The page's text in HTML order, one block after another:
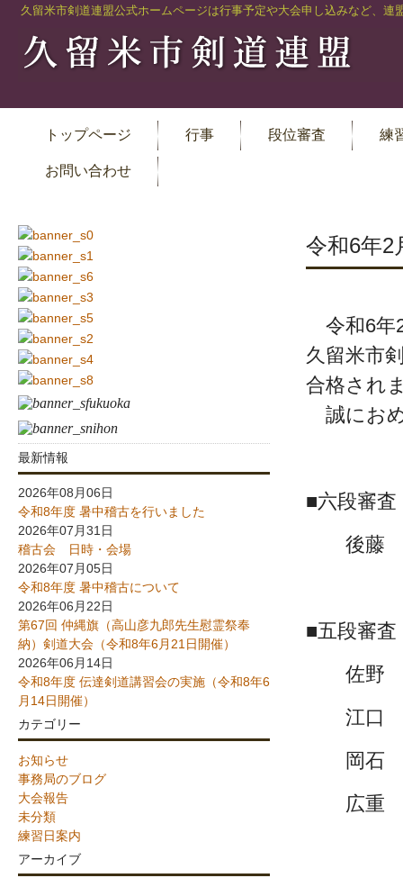
久留米市剣道連盟公式ホームページは行事予定や大会申し込みなど、
トップページ 行事 段位審査 練
お問い合わせ
令和6年
令和6年
久留米市
合格され
誠にお
■六段審査
後藤
■五段審査
佐野
江口
岡石
広重
最新情報
2026年08月06日
令和8年度 暑中稽古を行いました
2026年07月31日
稽古会 日時・会場
2026年07月05日
令和8年度 暑中稽古について
2026年06月22日
第67回 仲縄旗（高山彦九郎先生慰霊祭奉
納）剣道大会（令和8年6月21日開催）
2026年06月14日
令和8年度 伝達剣道講習会の実施（令和8年6
月14日開催）
カテゴリー
お知らせ
事務局のブログ
大会報告
未分類
練習日案内
アーカイブ